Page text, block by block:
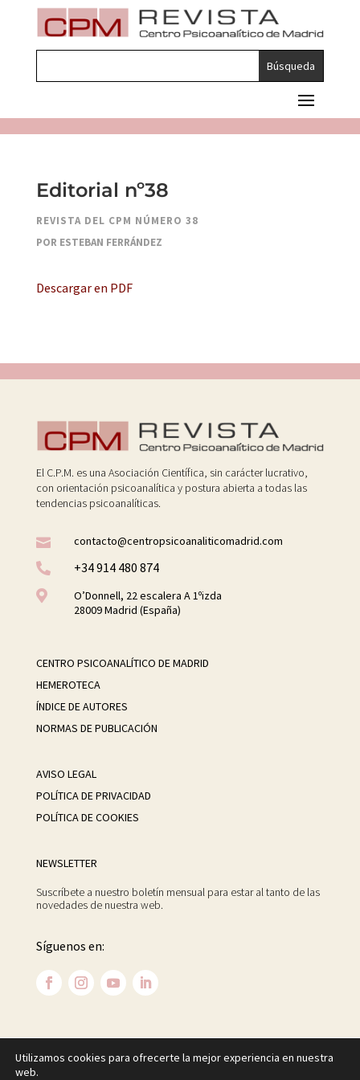
Editorial nº38
REVISTA DEL CPM NÚMERO 38
POR ESTEBAN FERRÁNDEZ
Descargar en PDF
El C.P.M. es una Asociación Científica, sin carácter lucrativo,
con orientación psicoanalítica y postura abierta a todas las
tendencias psicoanalíticas.

contacto@centropsicoanaliticomadrid.com

+34 914 480 874

O’Donnell, 22 escalera A 1ºizda
28009 Madrid (España)
CENTRO PSICOANALÍTICO DE MADRID
HEMEROTECA
ÍNDICE DE AUTORES
NORMAS DE PUBLICACIÓN
AVISO LEGAL
POLÍTICA DE PRIVACIDAD
POLÍTICA DE COOKIES
NEWSLETTER
Suscríbete a nuestro boletín mensual para estar al tanto de las
novedades de nuestra web.
Síguenos en:
©2026 Centro Psicoanalítico de Madrid. Todos los
Utilizamos cookies para ofrecerte la mejor experiencia en nuestra
web.